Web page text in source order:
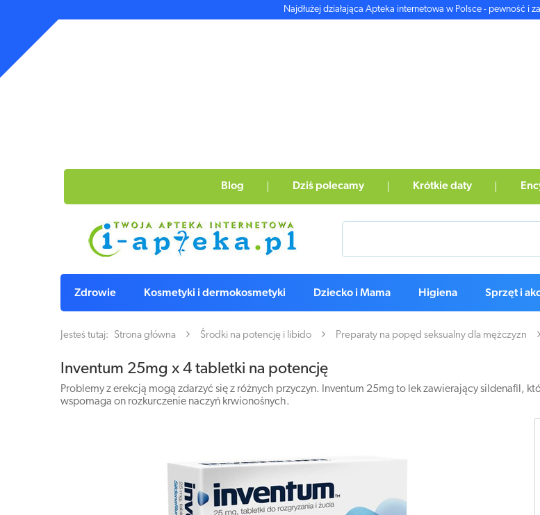
Najdłużej działająca Apteka internetowa w Polsce - pewność i
Blog Dziś polecamy Krótkie daty
Zdrowie Kosmetyki i dermokosmetyki Dziecko i Mama Higiena Sprzęt i
Jesteś tutaj: Strona główna Środki na potencję i libido Preparaty na popęd seksualny dla mężczyzn
Inventum 25mg x 4 tabletki na potencję
Problemy z erekcją mogą zdarzyć się z różnych przyczyn. Inventum 25mg to lek zawierający sildenafil,
wspomaga on rozkurczenie naczyń krwionośnych.